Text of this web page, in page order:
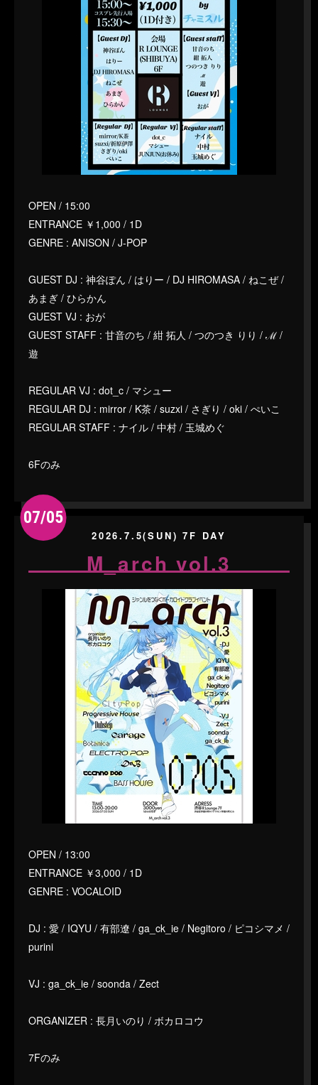
OPEN / 15:00
ENTRANCE ￥1,000 / 1D
GENRE : ANISON / J-POP
GUEST DJ : 神谷ぽん / はりー / DJ HIROMASA / ねこぜ /
あまぎ / ひらかん
GUEST VJ : おが
GUEST STAFF : 甘音のち / 紺 拓人 / つのつき りり / ℳ /
遊
REGULAR VJ : dot_c / マシュー
REGULAR DJ : mirror / K茶 / suzxi / さぎり / oki / ぺいこ
REGULAR STAFF : ナイル / 中村 / 玉城めぐ
6Fのみ
07/05
2026.7.5(SUN) 7F DAY
M_arch vol.3
OPEN / 13:00
ENTRANCE ￥3,000 / 1D
GENRE : VOCALOID
DJ : 愛 / IQYU / 有部遼 / ga_ck_ie / Negitoro / ピコシマメ /
purini
VJ : ga_ck_ie / soonda / Zect
ORGANIZER : 長月いのり / ボカロコウ
7Fのみ